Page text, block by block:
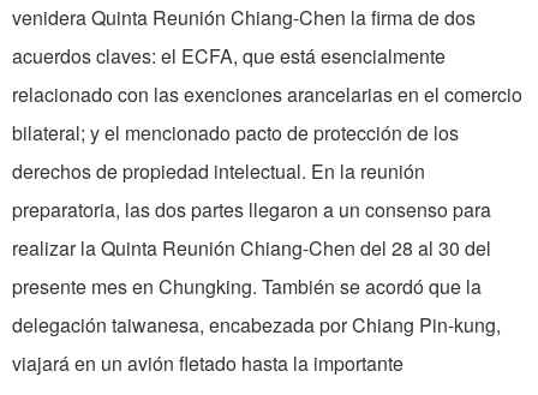
venidera Quinta Reunión Chiang-Chen la firma de dos
acuerdos claves: el ECFA, que está esencialmente
relacionado con las exenciones arancelarias en el comercio
bilateral; y el mencionado pacto de protección de los
derechos de propiedad intelectual. En la reunión
preparatoria, las dos partes llegaron a un consenso para
realizar la Quinta Reunión Chiang-Chen del 28 al 30 del
presente mes en Chungking. También se acordó que la
delegación taiwanesa, encabezada por Chiang Pin-kung,
viajará en un avión fletado hasta la importante